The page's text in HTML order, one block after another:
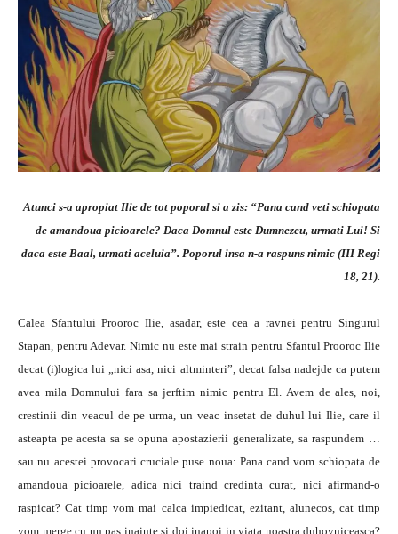
Atunci s-a apropiat Ilie de tot poporul si a zis: “Pana cand veti schiopata
de amandoua picioarele? Daca Domnul este Dumnezeu, urmati Lui! Si
daca este Baal, urmati aceluia”. Poporul insa n-a raspuns nimic (III Regi
18, 21).
Calea Sfantului Prooroc Ilie, asadar, este cea a ravnei pentru Singurul
Stapan, pentru Adevar. Nimic nu este mai strain pentru Sfantul Prooroc Ilie
decat (i)logica lui „nici asa, nici altminteri”, decat falsa nadejde ca putem
avea mila Domnului fara sa jerftim nimic pentru El. Avem de ales, noi,
crestinii din veacul de pe urma, un veac insetat de duhul lui Ilie, care il
asteapta pe acesta sa se opuna apostazierii generalizate, sa raspundem …
sau nu acestei provocari cruciale puse noua: Pana cand vom schiopata de
amandoua picioarele, adica nici traind credinta curat, nici afirmand-o
raspicat? Cat timp vom mai calca impiedicat, ezitant, alunecos, cat timp
vom merge cu un pas inainte si doi inapoi in viata noastra duhovniceasca?